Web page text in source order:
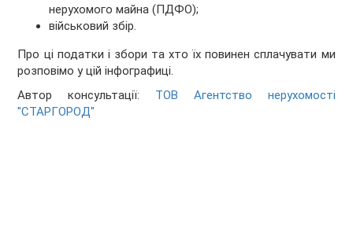
нерухомого майна (ПДФО);
військовий збір.
Про ці податки і збори та хто їх повинен сплачувати ми
розповімо у цій інфографиці.
Автор консультації: ТОВ Агентство нерухомості
"СТАРГОРОД"